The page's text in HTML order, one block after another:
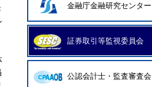
金融庁金融研究センター
証券取引等監視委員会
公認会計士・監査審査会